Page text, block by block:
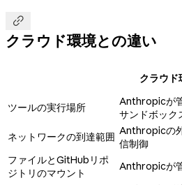

クラウド環境との違い
クラウド
ツールの実行場所
Anthropicが
サンドボック
ネットワークの到達範囲 Anthropicの
信制御
ファイルとGitHubリポ
ジトリのマウント
Anthropicが